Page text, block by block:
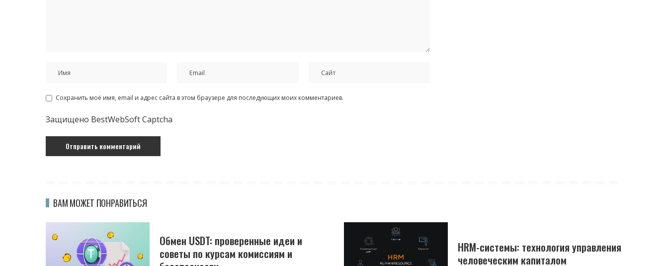
Сохранить моё имя, email и адрес сайта в этом браузере для последующих моих комментариев.
Защищено BestWebSoft Captcha
ВАМ МОЖЕТ ПОНРАВИТЬСЯ
Обмен USDT: проверенные идеи и
советы по курсам комиссиям и
HRM-системы: технология управления
человеческим капиталом